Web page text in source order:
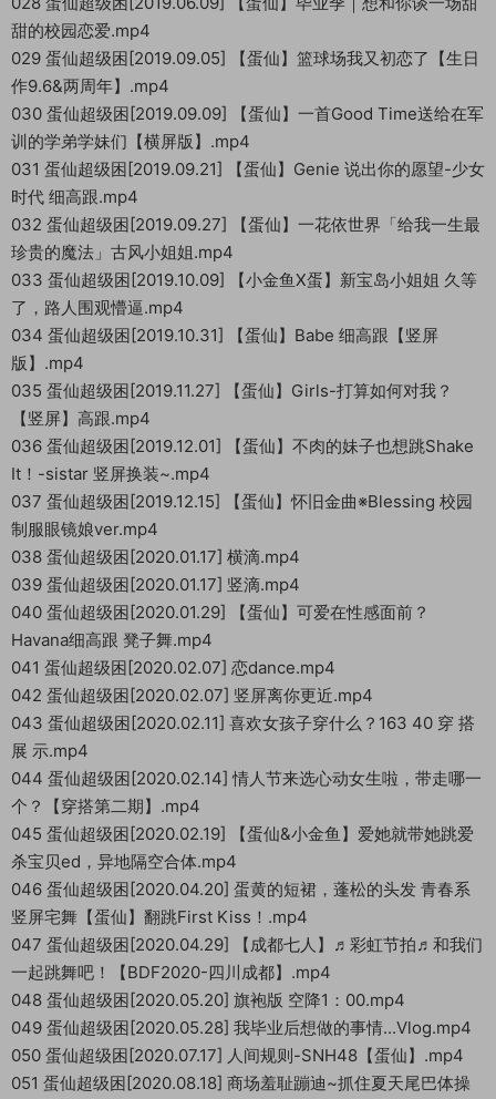
甜的校园恋爱.mp4
029 蛋仙超级困[2019.09.05] 【蛋仙】篮球场我又初恋了【生日
作9.6&两周年】.mp4
030 蛋仙超级困[2019.09.09] 【蛋仙】一首Good Time送给在军
训的学弟学妹们【横屏版】.mp4
031 蛋仙超级困[2019.09.21] 【蛋仙】Genie 说出你的愿望-少女
时代 细高跟.mp4
032 蛋仙超级困[2019.09.27] 【蛋仙】一花依世界「给我一生最
珍贵的魔法」古风小姐姐.mp4
033 蛋仙超级困[2019.10.09] 【小金鱼X蛋】新宝岛小姐姐 久等
了，路人围观懵逼.mp4
034 蛋仙超级困[2019.10.31] 【蛋仙】Babe 细高跟【竖屏
版】.mp4
035 蛋仙超级困[2019.11.27] 【蛋仙】Girls-打算如何对我？
【竖屏】高跟.mp4
036 蛋仙超级困[2019.12.01] 【蛋仙】不肉的妹子也想跳Shake
It！-sistar 竖屏换装~.mp4
037 蛋仙超级困[2019.12.15] 【蛋仙】怀旧金曲※Blessing 校园
制服眼镜娘ver.mp4
038 蛋仙超级困[2020.01.17] 横滴.mp4
039 蛋仙超级困[2020.01.17] 竖滴.mp4
040 蛋仙超级困[2020.01.29] 【蛋仙】可爱在性感面前？
Havana细高跟 凳子舞.mp4
041 蛋仙超级困[2020.02.07] 恋dance.mp4
042 蛋仙超级困[2020.02.07] 竖屏离你更近.mp4
043 蛋仙超级困[2020.02.11] 喜欢女孩子穿什么？163 40 穿 搭
展 示.mp4
044 蛋仙超级困[2020.02.14] 情人节来选心动女生啦，带走哪一
个？【穿搭第二期】.mp4
045 蛋仙超级困[2020.02.19] 【蛋仙&小金鱼】爱她就带她跳爱
杀宝贝ed，异地隔空合体.mp4
046 蛋仙超级困[2020.04.20] 蛋黄的短裙，蓬松的头发 青春系
竖屏宅舞【蛋仙】翻跳First Kiss！.mp4
047 蛋仙超级困[2020.04.29] 【成都七人】♬彩虹节拍♬和我们
一起跳舞吧！【BDF2020-四川成都】.mp4
048 蛋仙超级困[2020.05.20] 旗袍版 空降1：00.mp4
049 蛋仙超级困[2020.05.28] 我毕业后想做的事情...Vlog.mp4
050 蛋仙超级困[2020.07.17] 人间规则-SNH48【蛋仙】.mp4
051 蛋仙超级困[2020.08.18] 商场羞耻蹦迪~抓住夏天尾巴体操